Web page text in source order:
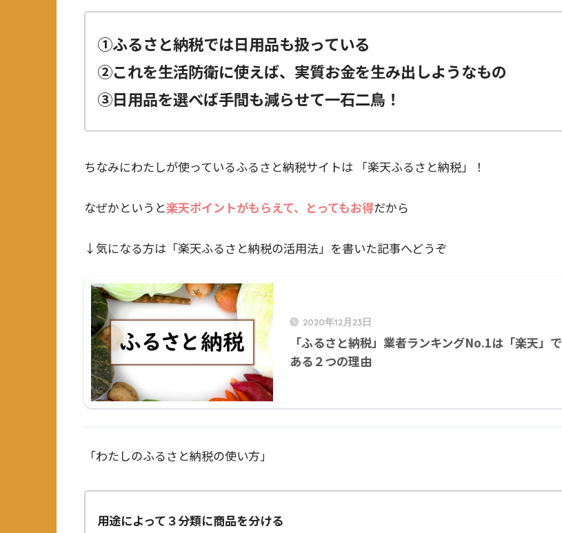
①ふるさと納税では日用品も扱っている
②これを生活防衛に使えば、実質お金を生み出しようなもの
③日用品を選べば手間も減らせて一石二鳥！
ちなみにわたしが使っているふるさと納税サイトは 「楽天ふるさと納税」！
なぜかというと楽天ポイントがもらえて、とってもお得だから
↓気になる方は「楽天ふるさと納税の活用法」を書いた記事へどうぞ
2020年12月23日
「ふるさと納税」業者ランキングNo.1は「楽天」で
ある２つの理由
「わたしのふるさと納税の使い方」
用途によって３分類に商品を分ける